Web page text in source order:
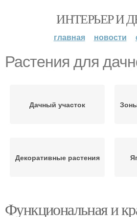
ИНТЕРЬЕР И
главная новости
Растения для
Дачный участок
Декоративные растения
Крупные растения
Функциональная и